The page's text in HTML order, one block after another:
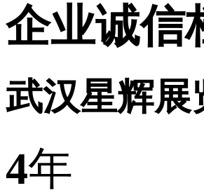
企业诚信
武汉星辉展
4年